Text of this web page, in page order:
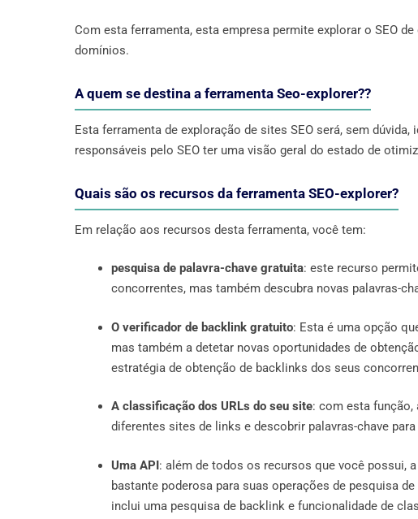
Com esta ferramenta, esta empresa permite explorar o SEO
domínios.
A quem se destina a ferramenta Seo-explorer??
Esta ferramenta de exploração de sites SEO será, sem
responsáveis ​​pelo SEO ter uma visão geral do estado de
Quais são os recursos da ferramenta SEO-explorer?
Em relação aos recursos desta ferramenta, você tem:
pesquisa de palavra-chave gratuita: este recurso
concorrentes, mas também descubra novas palavras-
O verificador de backlink gratuito: Esta é uma opção
mas também a detetar novas oportunidades de
estratégia de obtenção de backlinks dos seus
A classificação dos URLs do seu site: com esta função,
diferentes sites de links e descobrir palavras-chave
Uma API: além de todos os recursos que você possui,
bastante poderosa para suas operações de pesquisa
inclui uma pesquisa de backlink e funcionalidade de